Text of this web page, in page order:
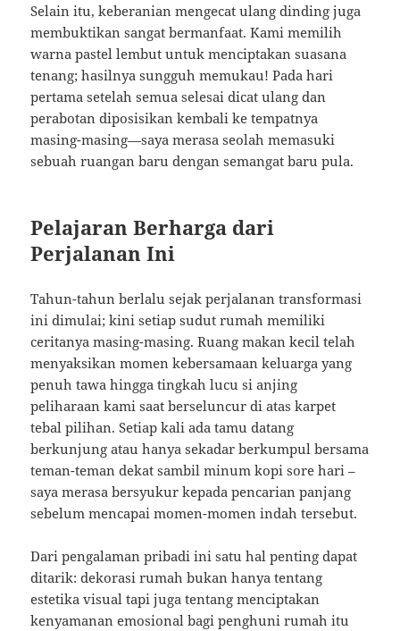
Selain itu, keberanian mengecat ulang dinding juga
membuktikan sangat bermanfaat. Kami memilih
warna pastel lembut untuk menciptakan suasana
tenang; hasilnya sungguh memukau! Pada hari
pertama setelah semua selesai dicat ulang dan
perabotan diposisikan kembali ke tempatnya
masing-masing—saya merasa seolah memasuki
sebuah ruangan baru dengan semangat baru pula.
Pelajaran Berharga dari
Perjalanan Ini
Tahun-tahun berlalu sejak perjalanan transformasi
ini dimulai; kini setiap sudut rumah memiliki
ceritanya masing-masing. Ruang makan kecil telah
menyaksikan momen kebersamaan keluarga yang
penuh tawa hingga tingkah lucu si anjing
peliharaan kami saat berseluncur di atas karpet
tebal pilihan. Setiap kali ada tamu datang
berkunjung atau hanya sekadar berkumpul bersama
teman-teman dekat sambil minum kopi sore hari –
saya merasa bersyukur kepada pencarian panjang
sebelum mencapai momen-momen indah tersebut.
Dari pengalaman pribadi ini satu hal penting dapat
ditarik: dekorasi rumah bukan hanya tentang
estetika visual tapi juga tentang menciptakan
kenyamanan emosional bagi penghuni rumah itu